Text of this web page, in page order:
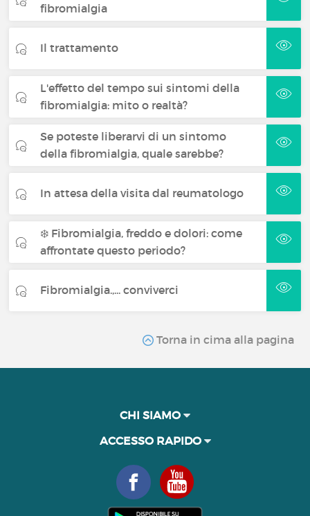
fibromialgia
Il trattamento
L'effetto del tempo sui sintomi della
fibromialgia: mito o realtà?
Se poteste liberarvi di un sintomo
della fibromialgia, quale sarebbe?
In attesa della visita dal reumatologo
❄️ Fibromialgia, freddo e dolori: come
affrontate questo periodo?
Fibromialgia.,... conviverci
Torna in cima alla pagina
CHI SIAMO
ACCESSO RAPIDO